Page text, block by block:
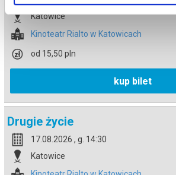
Katowice
Kinoteatr Rialto w Katowicach
od 15,50 pln
kup bilet
Drugie życie
17.08.2026 , g. 14:30
Katowice